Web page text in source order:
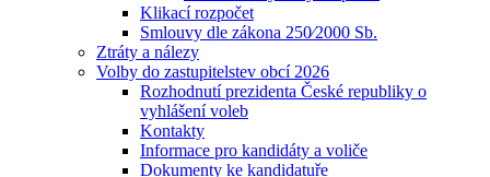
Klikací rozpočet
Smlouvy dle zákona 250⁄2000 Sb.
Ztráty a nálezy
Volby do zastupitelstev obcí 2026
Rozhodnutí prezidenta České republiky o
vyhlášení voleb
Kontakty
Informace pro kandidáty a voliče
Dokumenty ke kandidatuře